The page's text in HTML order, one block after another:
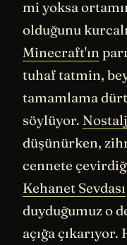
mi yoksa
olduğunu
Minecraft'ın
tuhaf tatmin,
tamamlama
söylüyor.
düşünürken,
cennete
Kehanet Sevdası
duyduğumuz o
açığa